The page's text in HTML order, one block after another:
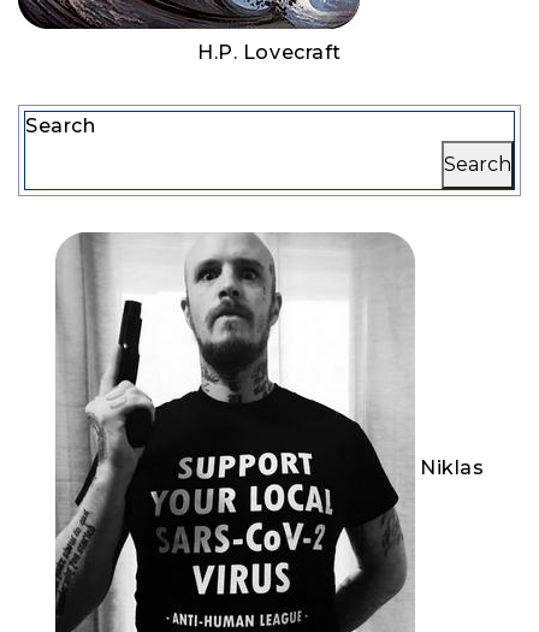
H.P. Lovecraft
Search
Search
Niklas